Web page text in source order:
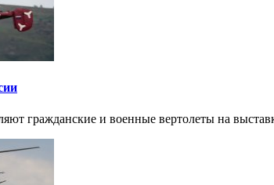
гражданские и военные вертолеты на